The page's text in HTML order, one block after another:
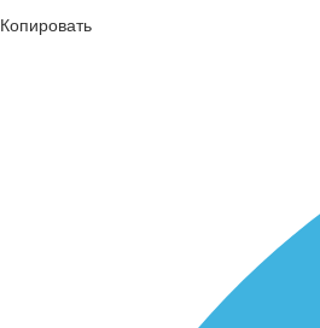
Копировать